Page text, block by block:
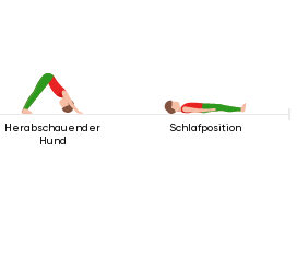
Herabschauender
Hund
Schlafposition